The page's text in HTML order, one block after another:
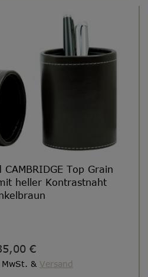
Top Grain
heller Kontrastnaht
€
& Versand